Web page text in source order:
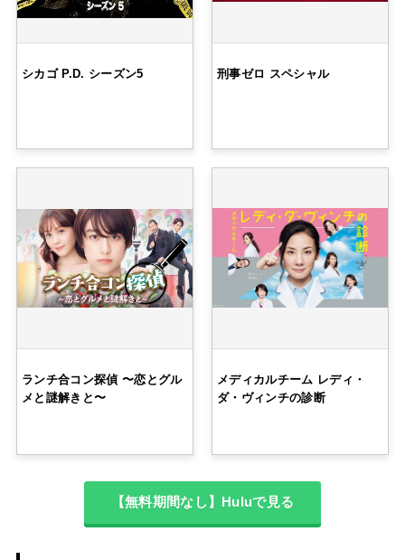
シカゴ P.D. シーズン5 刑事ゼロ スペシャル
ランチ合コン探偵 〜恋とグル
メと謎解きと〜
メディカルチーム レディ・
ダ・ヴィンチの診断
【無料期間なし】Huluで見る